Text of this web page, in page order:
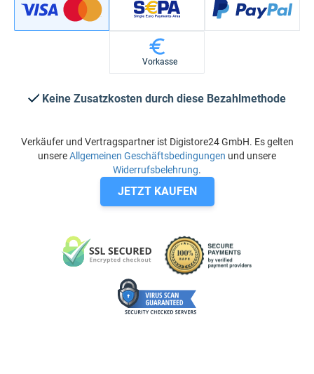
Vorkasse
Keine Zusatzkosten durch diese Bezahlmethode
Verkäufer und Vertragspartner ist Digistore24 GmbH. Es gelten
unsereAllgemeinen Geschäftsbedingungen und unsere
Widerrufsbelehrung.
JETZT KAUFEN